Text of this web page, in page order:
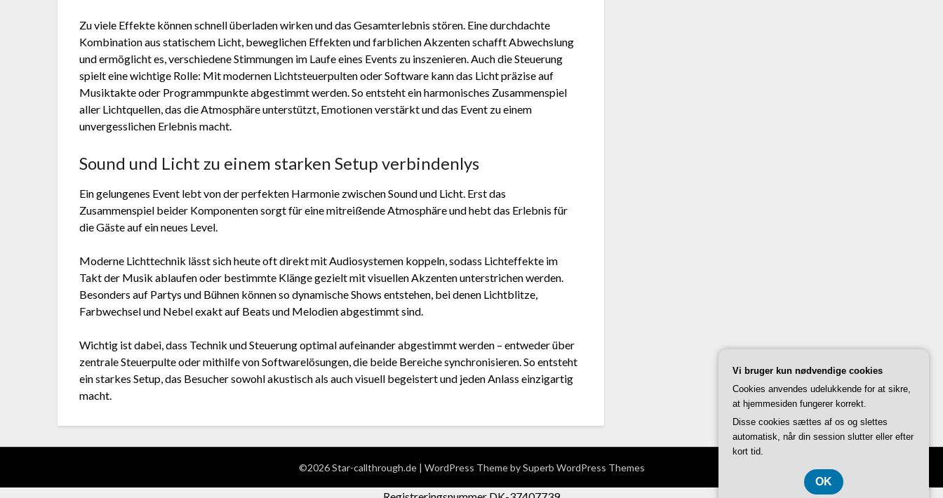
Zu viele Effekte können schnell überladen wirken und das Gesamterlebnis stören. Eine durchdachte
Kombination aus statischem Licht, beweglichen Effekten und farblichen Akzenten schafft Abwechslung
und ermöglicht es, verschiedene Stimmungen im Laufe eines Events zu inszenieren. Auch die Steuerung
spielt eine wichtige Rolle: Mit modernen Lichtsteuerpulten oder Software kann das Licht präzise auf
Musiktakte oder Programmpunkte abgestimmt werden. So entsteht ein harmonisches Zusammenspiel
aller Lichtquellen, das die Atmosphäre unterstützt, Emotionen verstärkt und das Event zu einem
unvergesslichen Erlebnis macht.
Sound und Licht zu einem starken Setup verbindenlys
Ein gelungenes Event lebt von der perfekten Harmonie zwischen Sound und Licht. Erst das
Zusammenspiel beider Komponenten sorgt für eine mitreißende Atmosphäre und hebt das Erlebnis für
die Gäste auf ein neues Level.
Moderne Lichttechnik lässt sich heute oft direkt mit Audiosystemen koppeln, sodass Lichteffekte im
Takt der Musik ablaufen oder bestimmte Klänge gezielt mit visuellen Akzenten unterstrichen werden.
Besonders auf Partys und Bühnen können so dynamische Shows entstehen, bei denen Lichtblitze,
Farbwechsel und Nebel exakt auf Beats und Melodien abgestimmt sind.
Wichtig ist dabei, dass Technik und Steuerung optimal aufeinander abgestimmt werden – entweder über
zentrale Steuerpulte oder mithilfe von Softwarelösungen, die beide Bereiche synchronisieren. So entsteht
ein starkes Setup, das Besucher sowohl akustisch als auch visuell begeistert und jeden Anlass einzigartig
macht.
©2026 Star-callthrough.de | WordPress Theme bySuperb WordPress Themes
Vi bruger kun nødvendige cookies
Cookies anvendes udelukkende for at sikre,
at hjemmesiden fungerer korrekt.
Disse cookies sættes af os og slettes
automatisk, når din session slutter eller efter
kort tid.
OK